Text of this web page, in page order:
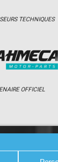
TECHNIQUES
OFFICIEL
PARTENAIRES